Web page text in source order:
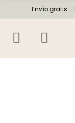
Envío gratis –